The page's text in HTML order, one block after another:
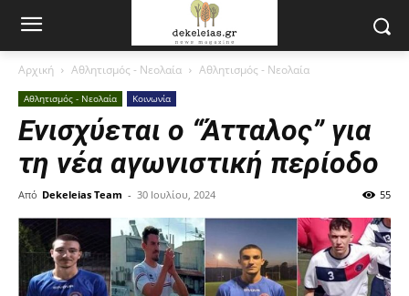
Αρχική Αθλητισμός - Νεολαία Αθλητισμός - Νεολαία
Αθλητισμός - Νεολαία Κοινωνία
Ενισχύεται ο “Άτταλος” για
τη νέα αγωνιστική περίοδο
Από Dekeleias Team - 30 Ιουλίου, 2024 55